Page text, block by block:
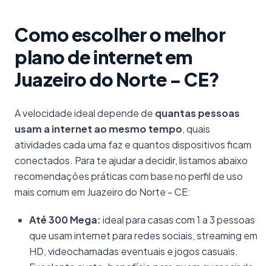
Como escolher o melhor
plano de internet em
Juazeiro do Norte - CE?
A velocidade ideal depende de quantas pessoas
usam a internet ao mesmo tempo, quais
atividades cada uma faz e quantos dispositivos ficam
conectados. Para te ajudar a decidir, listamos abaixo
recomendações práticas com base no perfil de uso
mais comum em Juazeiro do Norte - CE:
Até 300 Mega:ideal para casas com 1 a 3 pessoas
que usam internet para redes sociais, streaming em
HD, videochamadas eventuais e jogos casuais.